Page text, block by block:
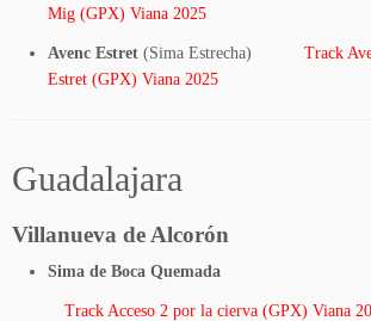
Mig (GPX) Viana 2025
Avenc Estret (Sima Estrecha) Track
Estret (GPX) Viana 2025
Guadalajara
Villanueva de Alcorón
Sima de Boca Quemada
Track Acceso 2 por la cierva (GPX) Viana